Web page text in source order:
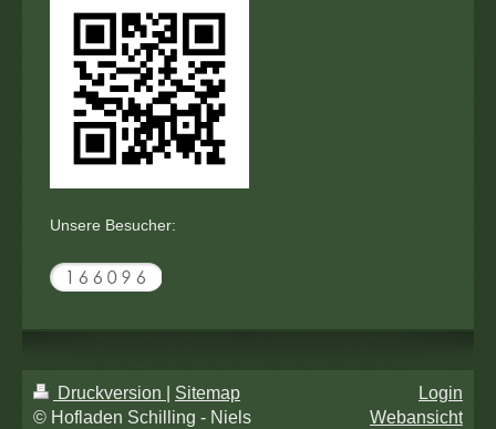
Unsere Besucher:
Druckversion
Sitemap
© Hofladen Schilling - Niels
Login
Webansicht